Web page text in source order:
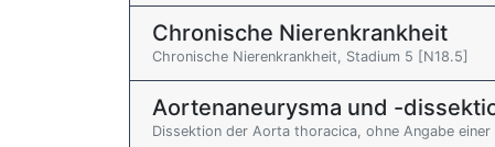
Chronische Nierenkrankheit
Chronische Nierenkrankheit, Stadium 5 [N18.5]
Aortenaneurysma und -
Dissektion der Aorta thoracica, ohne Angabe einer